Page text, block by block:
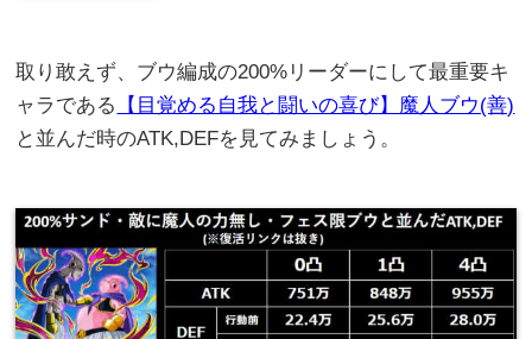
取り敢えず、ブウ編成の200%リーダーにして最重要キ
ャラである
【目覚める自我と闘いの喜び】魔人ブウ(善)
と並んだ時のATK,DEFを見てみましょう。